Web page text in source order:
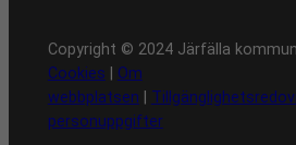
Copyright © 2024 Järfälla kommun
Cookies
Om
webbplatsen
personuppgifter